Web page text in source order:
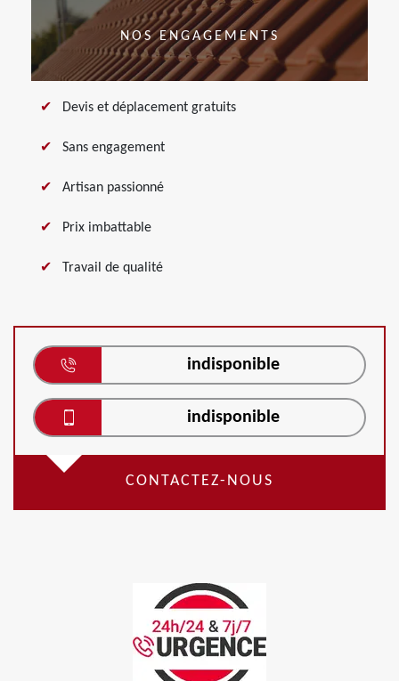
NOS ENGAGEMENTS
Devis et déplacement gratuits
Sans engagement
Artisan passionné
Prix imbattable
Travail de qualité
indisponible
indisponible
CONTACTEZ-NOUS